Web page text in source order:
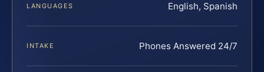
LANGUAGES English, Spanish
INTAKE Phones Answered 24/7